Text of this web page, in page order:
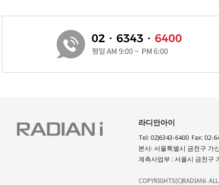
라디안아이
Tel: 02)6343-6400 Fax:
본사: 서울특별시 금천구 가
계측사업부 : 서울시 금천구
COPYRIGHTS(C)RADIANi. ALL